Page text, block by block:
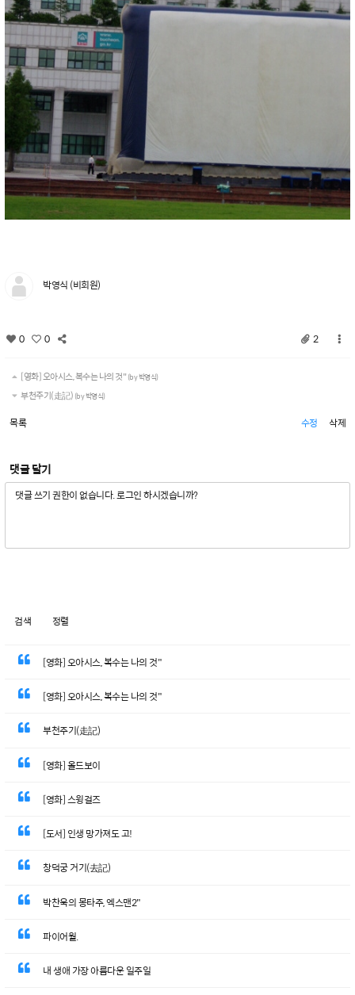
박영식 (비회원)
0 0 2
[영화] 오아시스, 복수는 나의 것" (by 박영식)
부천주기(走記) (by 박영식)
목록 수정 삭제
댓글 달기
검색 정렬
[영화] 오아시스, 복수는 나의 것"
[영화] 오아시스, 복수는 나의 것"
부천주기(走記)
[영화] 올드보이
[영화] 스윙걸즈
[도서] 인생 망가져도 고!
창덕궁 거기(去記)
박찬욱의 몽타주, 엑스맨2"
파이어월.
내 생애 가장 아름다운 일주일